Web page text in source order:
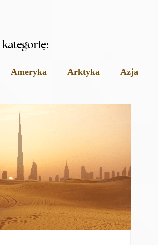
Ameryka Arktyka Azja